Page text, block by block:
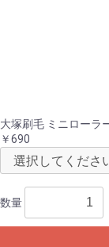
大塚刷毛 ミニローラ
￥690
数量